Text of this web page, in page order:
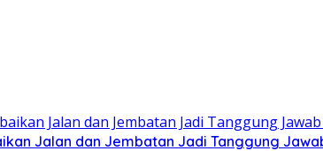
Jalan dan Jembatan Jadi Tanggung